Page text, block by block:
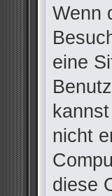
Wenn
eine
nicht
diese